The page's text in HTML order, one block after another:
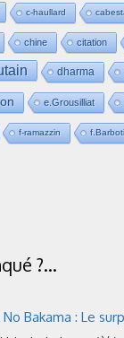
c-haullard
chine citation
dharma
e.Grousilliat
f-ramazzin
?…
Bakama : Le